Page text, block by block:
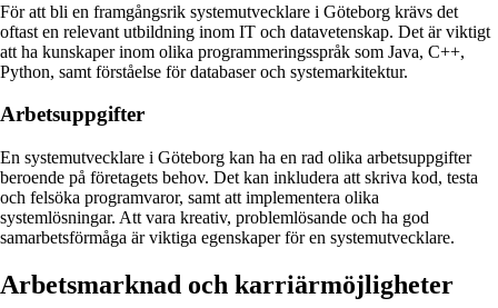
För att bli en framgångsrik systemutvecklare i Göteborg krävs det
oftast en relevant utbildning inom IT och datavetenskap. Det är viktigt
att ha kunskaper inom olika programmeringsspråk som Java, C++,
Python, samt förståelse för databaser och systemarkitektur.
Arbetsuppgifter
En systemutvecklare i Göteborg kan ha en rad olika arbetsuppgifter
beroende på företagets behov. Det kan inkludera att skriva kod, testa
och felsöka programvaror, samt att implementera olika
systemlösningar. Att vara kreativ, problemlösande och ha god
samarbetsförmåga är viktiga egenskaper för en systemutvecklare.
Arbetsmarknad och karriärmöjligheter